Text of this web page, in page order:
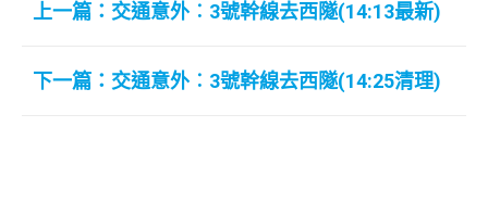
上一篇：交通意外︰3號幹線去西隧(14:13最新)
下一篇：交通意外︰3號幹線去西隧(14:25清理)